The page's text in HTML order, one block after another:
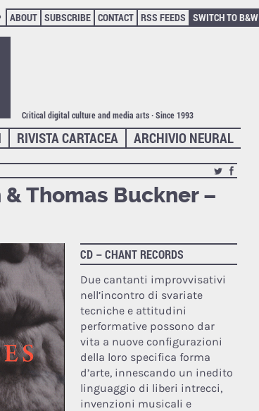
ABOUT SUBSCRIBE CONTACT RSS FEEDS SWITCH TO B&W
Critical digital culture and media arts · Since 1993
ARCHIVIO NEURAL
RIVISTA CARTACEA
Thomas Buckner –
CD – CHANT RECORDS
Due cantanti improvvisativi
nell’incontro di svariate
tecniche e attitudini
performative possono dar
vita a nuove configurazioni
della loro specifica forma
d’arte, innescando un inedito
linguaggio di liberi intrecci,
invenzioni musicali e